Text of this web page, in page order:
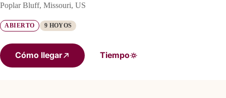
Poplar Bluff, Missouri, US
ABIERTO 9 HOYOS
Cómo llegar Tiempo